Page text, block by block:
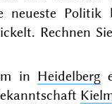
neueste
Rechnen
in Heidelberg